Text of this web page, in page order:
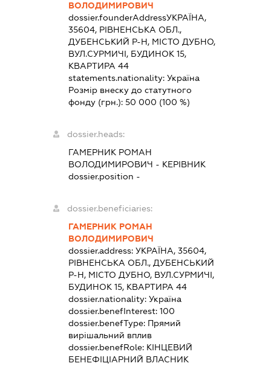
ВОЛОДИМИРОВИЧ
dossier.founderAddressУКРАЇНА,
35604, РІВНЕНСЬКА ОБЛ.,
ДУБЕНСЬКИЙ Р-Н, МІСТО ДУБНО,
ВУЛ.СУРМИЧІ, БУДИНОК 15,
КВАРТИРА 44
statements.nationality:Україна
Розмір внеску до статутного
фонду (грн.):50 000 (100 %)
dossier.heads:
ГАМЕРНИК РОМАН
ВОЛОДИМИРОВИЧ - КЕРІВНИК
dossier.position -
dossier.beneficiaries:
ГАМЕРНИК РОМАН
ВОЛОДИМИРОВИЧ
dossier.address:УКРАЇНА, 35604,
РІВНЕНСЬКА ОБЛ., ДУБЕНСЬКИЙ
Р-Н, МІСТО ДУБНО, ВУЛ.СУРМИЧІ,
БУДИНОК 15, КВАРТИРА 44
dossier.nationality:Україна
dossier.benefInterest:100
dossier.benefType: Прямий
вирішальний вплив
dossier.benefRole: КІНЦЕВИЙ
БЕНЕФІЦІАРНИЙ ВЛАСНИК